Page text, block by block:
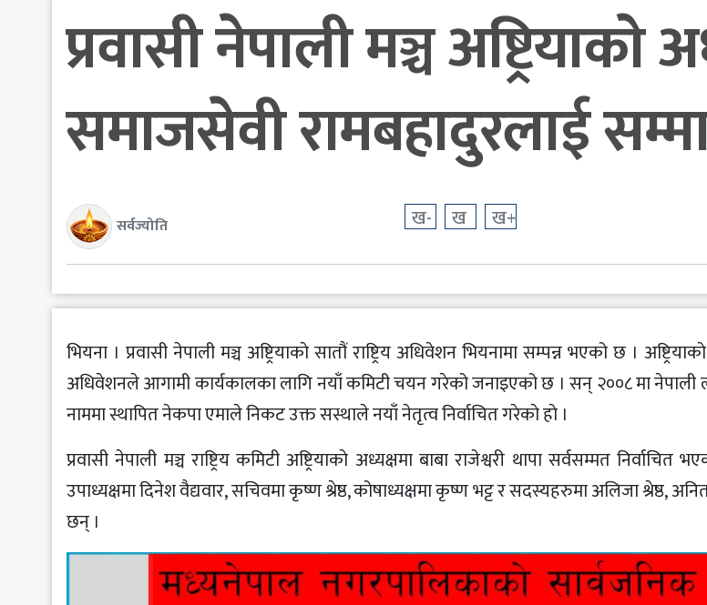
प्रवासी नेपाली मञ्च अष्ट्रियाकाे
समाजसेवी रामबहादुरलाई
सर्वज्योति ख- ख ख+
भियना । प्रवासी नेपाली मञ्च अष्ट्रियाकाे सातौं राष्ट्रिय अधिवेशन भियनामा सम्पन्न भएको छ ।
अधिवेशनले आगामी कार्यकालका लागि नयाँ कमिटी चयन गरेको जनाइएको छ । सन् २००८ मा नेपाली
नाममा स्थापित नेकपा एमाले निकट उक्त स‌स्थाले नयाँ नेतृत्व निर्वाचित गरेकाे हाे ।
प्रवासी नेपाली मञ्च राष्ट्रिय कमिटी अष्ट्रियाकाे अध्यक्षमा बाबा राजेश्वरी थापा सर्वसम्मत
उपाध्यक्षमा दिनेश वैद्यवार, सचिवमा कृष्ण श्रेष्ठ, कोषाध्यक्षमा कृष्ण भट्ट र सदस्यहरुमा अलिजा श्रेष्ठ,
छन् ।